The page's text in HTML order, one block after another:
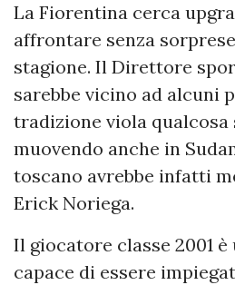
La Fiorentina cerca
affrontare senza
stagione. Il Direttore
sarebbe vicino ad alcuni
tradizione viola qualcosa
muovendo anche in
toscano avrebbe infatti
Erick Noriega.
Il giocatore classe 2001 è
capace di essere